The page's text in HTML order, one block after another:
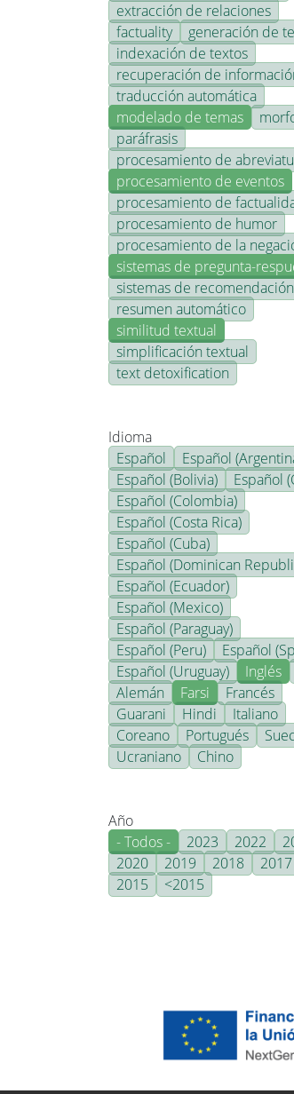
extracción de relaciones
factuality
generación de
indexación de textos
recuperación de
traducción automática
modelado de temas
paráfrasis
procesamiento de
procesamiento de eventos
procesamiento de
procesamiento de humor
procesamiento de la
sistemas de pregunta-
sistemas de recomendación
resumen automático
similitud textual
simplificación textual
text detoxification
Idioma
Español
Español
Español (Bolivia)
Español
Español (Colombia)
Español (Costa Rica)
Español (Cuba)
Español (Dominican
Español (Ecuador)
Español (Mexico)
Español (Paraguay)
Español (Peru)
Español
Español (Uruguay)
Inglés
Alemán
Farsi
Francés
Guarani
Hindi
Italiano
Coreano
Portugués
Ucraniano
Chino
Año
- Todos -
2023 2022
2020
2019 2018 2017
2015
<2015